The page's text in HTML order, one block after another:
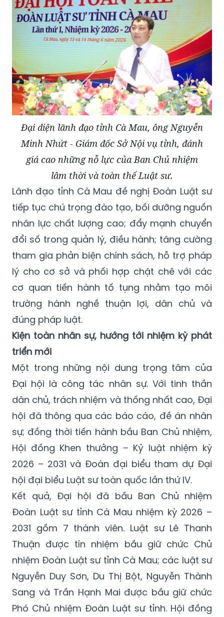
Đại diện lãnh đạo tỉnh Cà Mau, ông Nguyễn
Minh Nhứt - Giám đốc Sở Nội vụ tỉnh, đánh
giá cao những nỗ lực của Ban Chủ nhiệm
lâm thời và toàn thể Luật sư.
Lãnh đạo tỉnh Cà Mau đề nghị Đoàn Luật sư
tiếp tục chú trọng đào tạo, bồi dưỡng nguồn
nhân lực chất lượng cao; đẩy mạnh chuyển
đổi số trong quản lý, điều hành; tăng cường
tham gia phản biện chính sách, hỗ trợ pháp
lý cho cơ sở và phối hợp chặt chẽ với các
cơ quan tiến hành tố tụng nhằm tạo môi
trường hành nghề thuận lợi, dân chủ và
đúng pháp luật.
Kiện toàn nhân sự, hướng tới nhiệm kỳ phát
triển mới
Một trong những nội dung trọng tâm của
Đại hội là công tác nhân sự. Với tinh thần
dân chủ, trách nhiệm và thống nhất cao, Đại
hội đã thông qua các báo cáo, đề án nhân
sự; đồng thời tiến hành bầu Ban Chủ nhiệm,
Hội đồng Khen thưởng – Kỷ luật nhiệm kỳ
2026 – 2031 và Đoàn đại biểu tham dự Đại
hội đại biểu Luật sư toàn quốc lần thứ IV.
Kết quả, Đại hội đã bầu Ban Chủ nhiệm
Đoàn Luật sư tỉnh Cà Mau nhiệm kỳ 2026 –
2031 gồm 7 thành viên. Luật sư Lê Thanh
Thuận được tín nhiệm bầu giữ chức Chủ
nhiệm Đoàn Luật sư tỉnh Cà Mau; các luật sư
Nguyễn Duy Sơn, Du Thị Bột, Nguyễn Thành
Sang và Trần Hạnh Mai được bầu giữ chức
Phó Chủ nhiệm Đoàn Luật sư tỉnh. Hội đồng